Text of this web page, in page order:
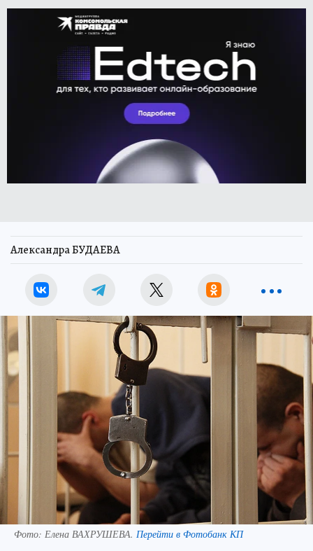
Александра БУДАЕВА
Фото: Елена ВАХРУШЕВА. Перейти в Фотобанк КП